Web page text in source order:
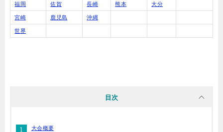
福岡 佐賀 長崎 熊本 大分
宮崎 鹿児島 沖縄
世界
目次
大会概要